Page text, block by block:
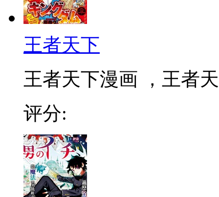
王者天下
王者天下漫画 ，王者
评分: